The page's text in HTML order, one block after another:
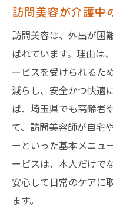
訪問美容が介護中
訪問美容は、外出が困
ばれています。理由は
ービスを受けられるた
減らし、安全かつ快適
ば、埼玉県でも高齢者
て、訪問美容師が自宅
ーといった基本メニュ
ービスは、本人だけで
安心して日常のケアに
ます。